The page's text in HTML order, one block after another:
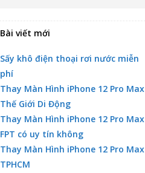
Bài viết mới
Sấy khô điện thoại rơi nước miễn
phí
Thay Màn Hình iPhone 12 Pro Max
Thế Giới Di Động
Thay Màn Hình iPhone 12 Pro Max
FPT có uy tín không
Thay Màn Hình iPhone 12 Pro Max
TPHCM